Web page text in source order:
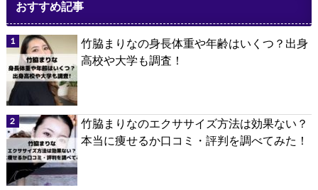
おすすめ記事
竹脇まりなの身長体重や年齢はいくつ？出身
高校や大学も調査！
竹脇まりなのエクササイズ方法は効果ない？
本当に痩せるか口コミ・評判を調べてみた！